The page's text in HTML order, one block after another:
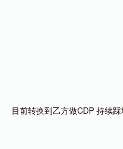
目前转换到乙方做CDP 持续